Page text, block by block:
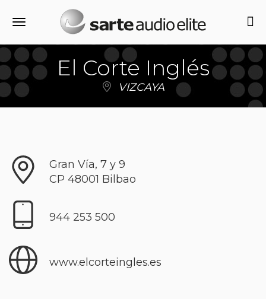
Alternar navegación
El Corte Inglés
VIZCAYA
Gran Vía, 7 y 9
CP 48001 Bilbao
944 253 500
www.elcorteingles.es